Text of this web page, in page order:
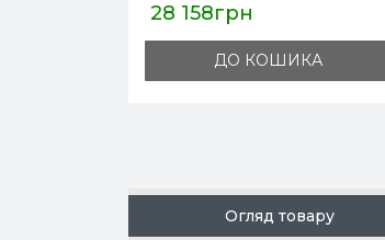
34 918грн
ДО КОШИКА
Огляд товару